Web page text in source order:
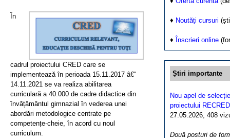
♦ Noutăți cursuri
♦ Înscrieri online
Știri importante
Nou apel de
proiectului RECRED
27.05.2026, 408
Două posturi de
În
cadrul proiectului CRED care se
implementează în perioada 15.11.2017 â€“
14.11.2021 se va realiza abilitarea
curriculară a 40.000 de cadre didactice din
învățământul gimnazial în vederea unei
abordări metodologice centrate pe
competențe-cheie, în acord cu noul
curriculum.